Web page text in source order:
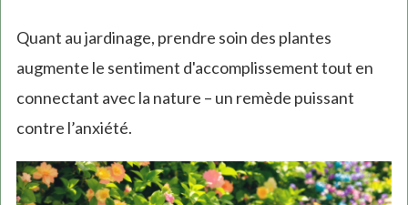
Quant au jardinage, prendre soin des plantes
augmente le sentiment d'accomplissement tout en
connectant avec la nature – un remède puissant
contre l’anxiété.